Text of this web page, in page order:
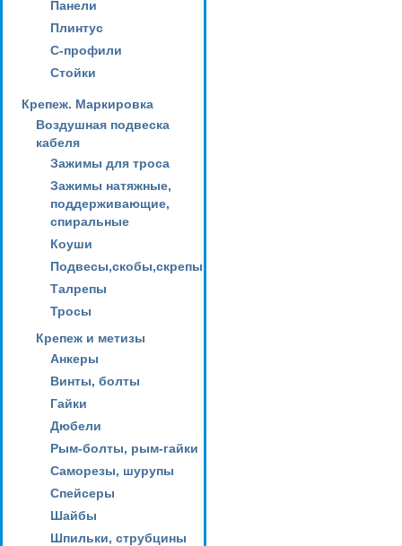
Панели
Плинтус
С-профили
Стойки
Крепеж. Маркировка
Воздушная подвеска
кабеля
Зажимы для троса
Зажимы натяжные,
поддерживающие,
спиральные
Коуши
Подвесы,скобы,скрепы
Талрепы
Тросы
Крепеж и метизы
Анкеры
Винты, болты
Гайки
Дюбели
Рым-болты, рым-гайки
Саморезы, шурупы
Спейсеры
Шайбы
Шпильки, струбцины